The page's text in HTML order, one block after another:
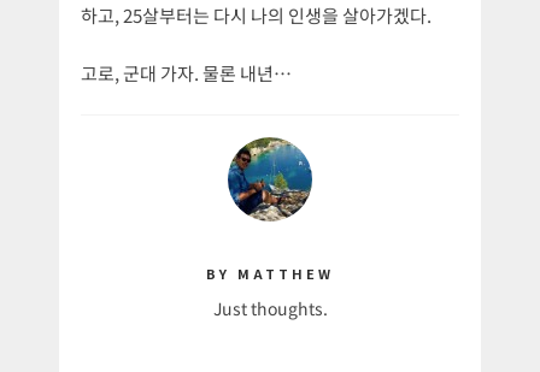
하고, 25살부터는 다시 나의 인생을 살아가겠다.
고로, 군대 가자. 물론 내년…
BY MATTHEW
Just thoughts.